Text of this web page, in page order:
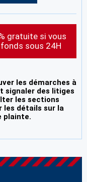
gratuite si vous
sous 24H
les démarches à
signaler des litiges
les sections
les détails sur la
plainte.